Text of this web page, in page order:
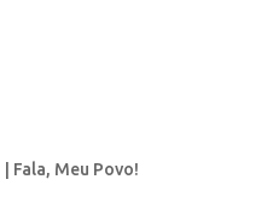
Fala, Meu Povo!